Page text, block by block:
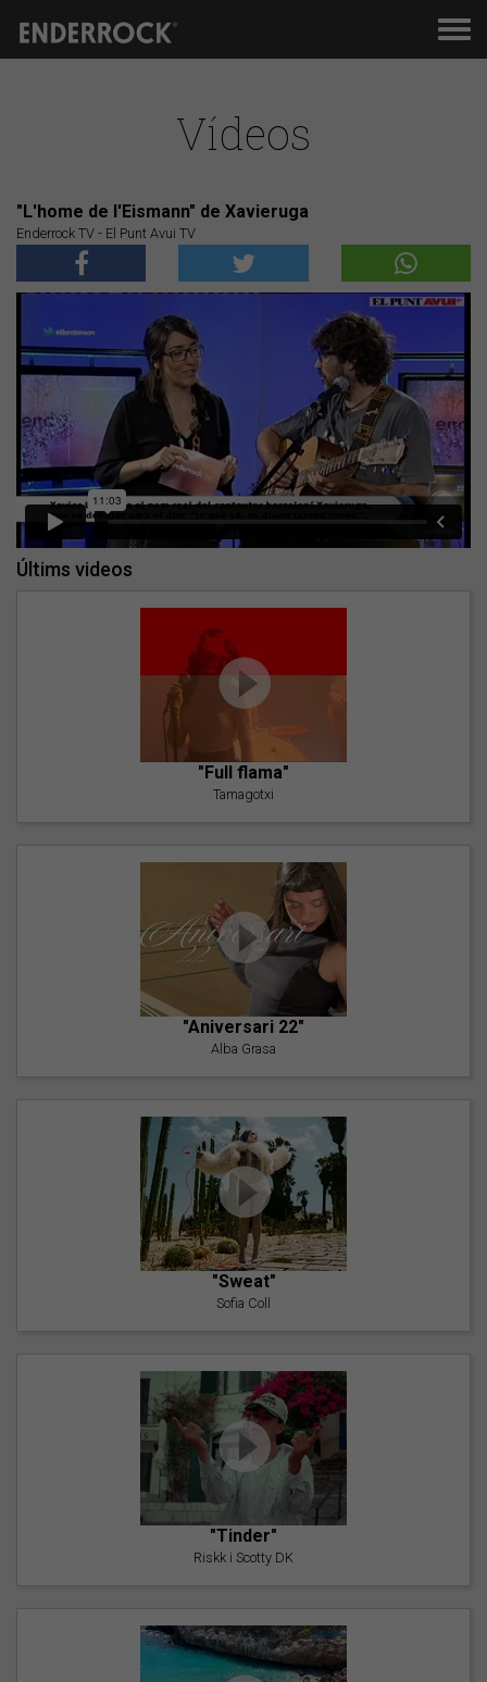
Vídeos
"L'home de l'Eismann" de Xavieruga
Enderrock TV - El Punt Avui TV
Últims videos
"Full flama"
Tamagotxi
"Aniversari 22"
Alba Grasa
"Sweat"
Sofia Coll
"Tinder"
Riskk i Scotty DK